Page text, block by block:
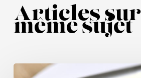
Articles
même sujet